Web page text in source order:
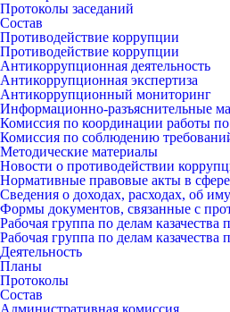
Протоколы заседаний
Состав
Противодействие коррупции
Противодействие коррупции
Антикоррупционная деятельность
Антикоррупционная экспертиза
Антикоррупционный мониторинг
Информационно-разъяснительные
Комиссия по координации работы
Комиссия по соблюдению
Методические материалы
Новости о противодействии
Нормативные правовые акты в
Сведения о доходах, расходах, об
Формы документов, связанные с
Рабочая группа по делам
Рабочая группа по делам
Деятельность
Планы
Протоколы
Состав
Административная комиссия